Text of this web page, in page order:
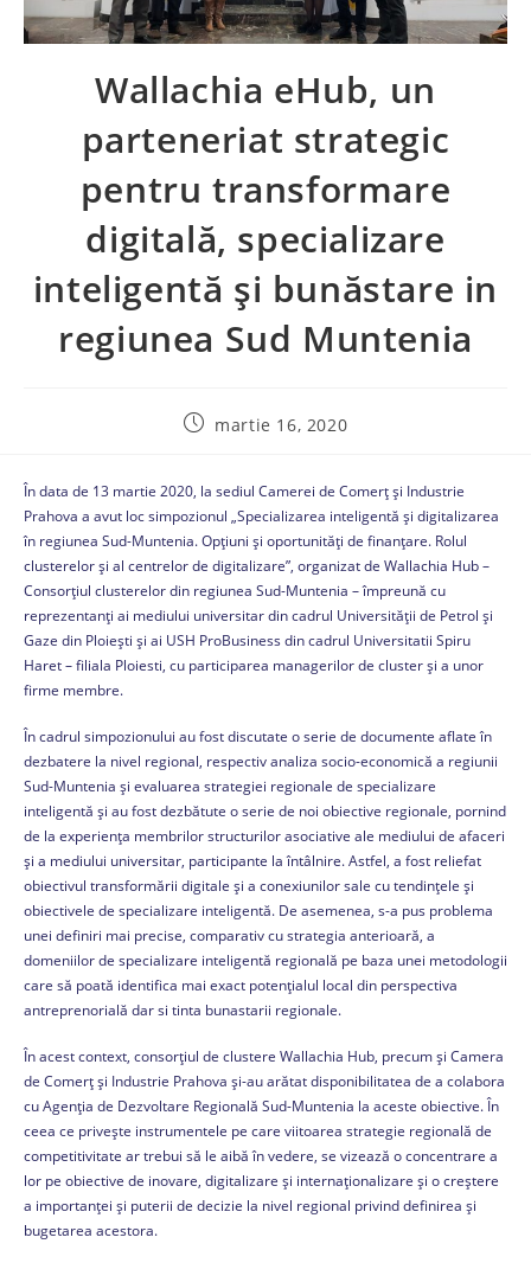
Wallachia eHub, un
parteneriat strategic
pentru transformare
digitală, specializare
inteligentă și bunăstare in
regiunea Sud Muntenia
martie 16, 2020
În data de 13 martie 2020, la sediul Camerei de Comerț și Industrie
Prahova a avut loc simpozionul „Specializarea inteligentă și digitalizarea
în regiunea Sud-Muntenia. Opțiuni și oportunități de finanțare. Rolul
clusterelor și al centrelor de digitalizare”, organizat de Wallachia Hub –
Consorțiul clusterelor din regiunea Sud-Muntenia – împreună cu
reprezentanți ai mediului universitar din cadrul Universității de Petrol și
Gaze din Ploiești și ai USH ProBusiness din cadrul Universitatii Spiru
Haret – filiala Ploiesti, cu participarea managerilor de cluster și a unor
firme membre.
În cadrul simpozionului au fost discutate o serie de documente aflate în
dezbatere la nivel regional, respectiv analiza socio-economică a regiunii
Sud-Muntenia și evaluarea strategiei regionale de specializare
inteligentă și au fost dezbătute o serie de noi obiective regionale, pornind
de la experiența membrilor structurilor asociative ale mediului de afaceri
și a mediului universitar, participante la întâlnire. Astfel, a fost reliefat
obiectivul transformării digitale și a conexiunilor sale cu tendințele și
obiectivele de specializare inteligentă. De asemenea, s-a pus problema
unei definiri mai precise, comparativ cu strategia anterioară, a
domeniilor de specializare inteligentă regională pe baza unei metodologii
care să poată identifica mai exact potențialul local din perspectiva
antreprenorială dar si tinta bunastarii regionale.
În acest context, consorțiul de clustere Wallachia Hub, precum și Camera
de Comerț și Industrie Prahova și-au arătat disponibilitatea de a colabora
cu Agenția de Dezvoltare Regională Sud-Muntenia la aceste obiective. În
ceea ce privește instrumentele pe care viitoarea strategie regională de
competitivitate ar trebui să le aibă în vedere, se vizează o concentrare a
lor pe obiective de inovare, digitalizare și internaționalizare și o creștere
a importanței și puterii de decizie la nivel regional privind definirea și
bugetarea acestora.